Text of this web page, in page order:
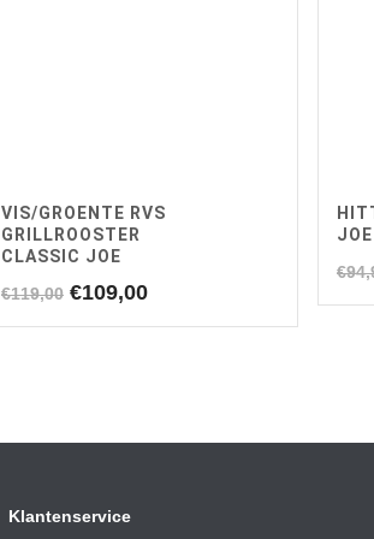
VIS/GROENTE RVS
GRILLROOSTER
CLASSIC JOE
€119,00 Oorspronkelijke
€109,00Huidige
JOE
€
Klantenservice